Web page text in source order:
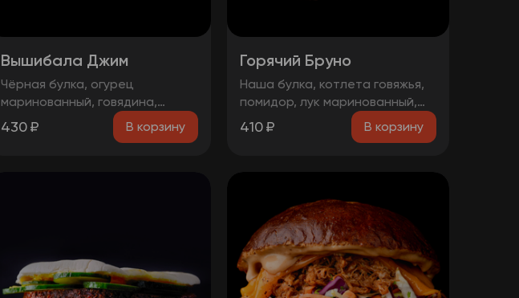
Вышибала Джим
Чёрная булка, огурец
маринованный, говядина,
грибы, бекон, сыр чеддер, два
фирменных соуса
430₽ В корзину
Горячий Бруно
Наша булка, котлета говяжья,
помидор, лук маринованный,
лист салата, соус барбекю,
перец болгарский тушеный,
410 ₽ В корзину